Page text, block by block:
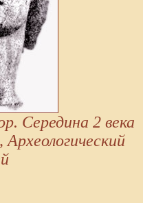
Середина 2 века